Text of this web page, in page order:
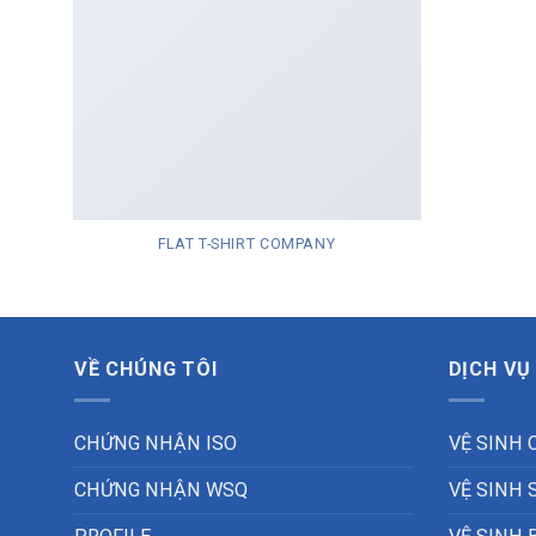
FLAT T-SHIRT COMPANY
VỀ CHÚNG TÔI
CHỨNG NHẬN ISO
CHỨNG NHẬN WSQ
DỊCH VỤ
VỆ SINH
VỆ SINH